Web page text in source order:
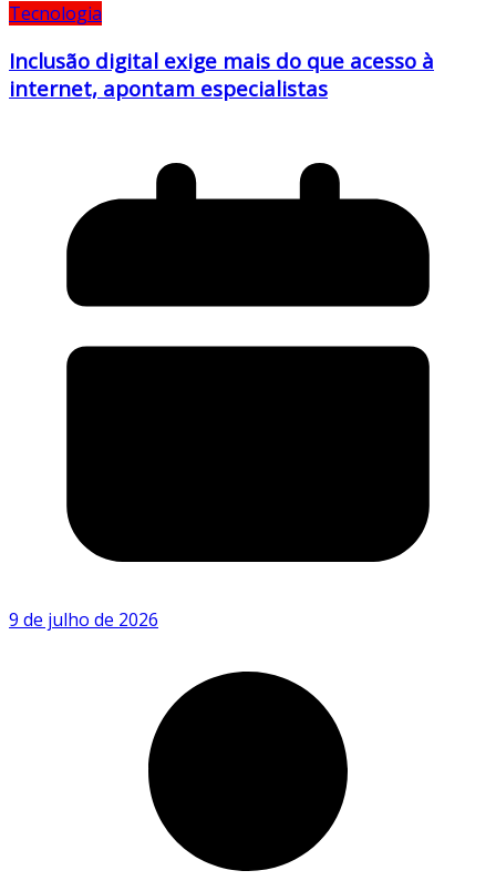
Tecnologia
Inclusão digital exige mais do que acesso à
internet, apontam especialistas
9 de julho de 2026